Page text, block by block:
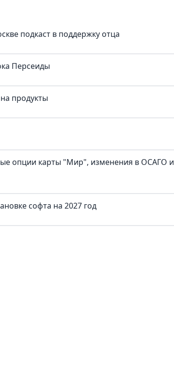
подкаст в поддержку отца
Персеиды
продукты
опции карты "Мир", изменения в ОСАГО и
софта на 2027 год